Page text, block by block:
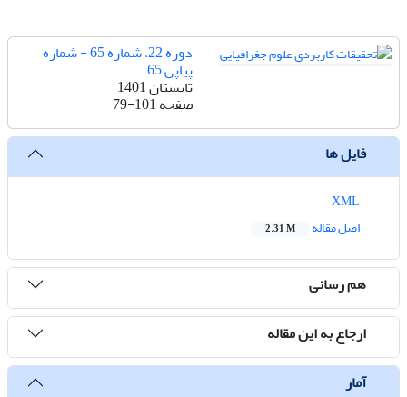
دوره 22، شماره 65 - شماره
پیاپی 65
تابستان 1401
صفحه79-101
فایل ها
اصل مقاله
2.31 M
هم رسانی
ارجاع به این مقاله
آمار